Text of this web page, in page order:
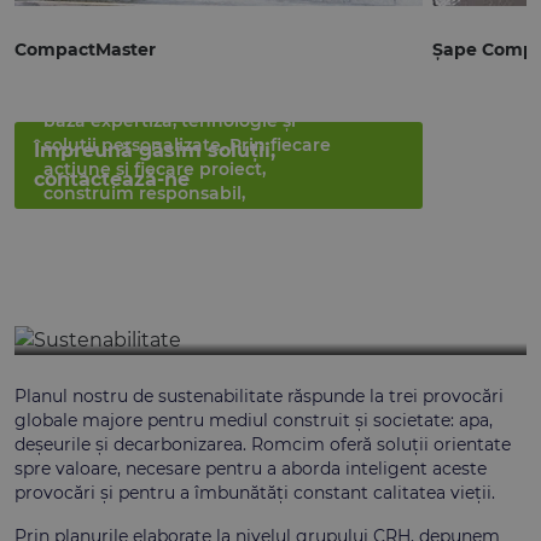
CompactMaster
Împreună găsim soluții,
contactează-ne
Șape
bază expertiză, tehnologie și
soluții personalizate. Prin fiecare
acțiune și fiecare proiect,
construim responsabil,
Planul nostru de sustenabilitate răspunde la trei provocări
globale majore pentru mediul construit și societate: apa,
deșeurile și decarbonizarea. Romcim oferă soluții orientate
spre valoare, necesare pentru a aborda inteligent aceste
provocări și pentru a îmbunătăți constant calitatea vieții.
Prin planurile elaborate la nivelul grupului CRH, depunem